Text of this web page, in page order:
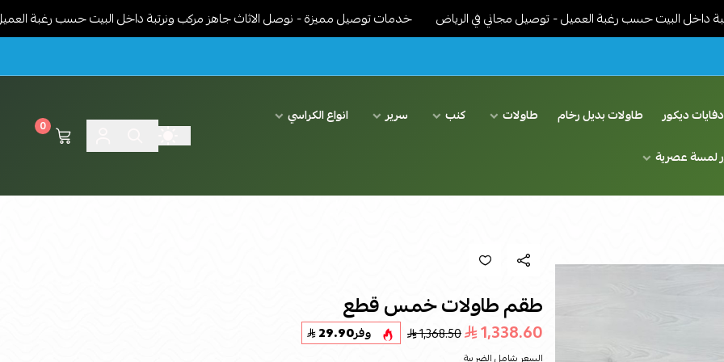
حسب رغبة العميل - توصيل مجاني في الرياض خدمات توصيل مميزة - نوصل الاثاث جاهز مركب ونرتبة داخل البيت حسب رغبة العميل - توصيل
دفايات ديكور طاولات بديل رخام طاولات كنب سرير
انواع الكراسي
لمسة عصرية
0
طقم طاولات خمس قطع
1,338.60
1,368.50 وفر29.90
السعر شامل الضريبة